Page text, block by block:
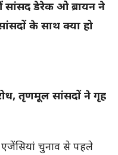
सांसद डेरेक ओ ब्रायन ने
के साथ क्या हो
तृणमूल सांसदों ने गृह
एजेंसियां चुनाव से पहले